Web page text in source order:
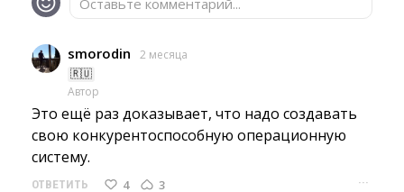
Оставьте комментарий...
smorodin
2 месяца
🇷🇺
Автор
Это ещё раз доказывает, что надо создавать
свою конкурентоспособную операционную
систему.
ОТВЕТИТЬ 4 3 ···